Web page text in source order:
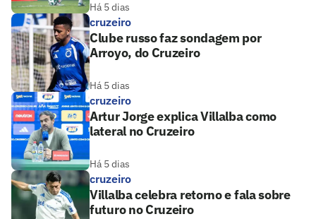
Há 5 dias
cruzeiro
Clube russo faz sondagem por
Arroyo, do Cruzeiro
Há 5 dias
cruzeiro
Artur Jorge explica Villalba como
lateral no Cruzeiro
Há 5 dias
cruzeiro
Villalba celebra retorno e fala sobre
futuro no Cruzeiro